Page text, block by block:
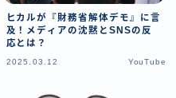
ヒカルが『財務省解体デモ』に言
及！メディアの沈黙とSNSの反
応とは？
2025.03.12 YouTube